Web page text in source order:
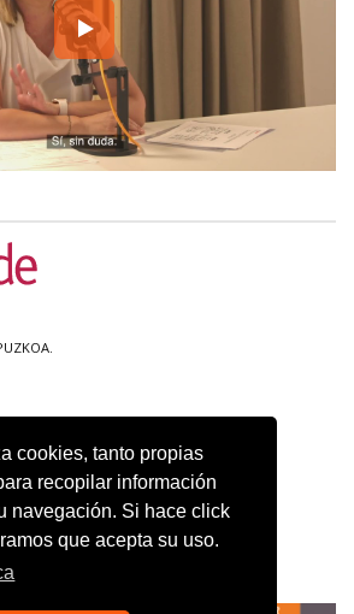
cookies, tanto propias
recopilar información
navegación. Si hace click
que acepta su uso.